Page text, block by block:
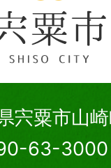
粟市山崎
63-3000